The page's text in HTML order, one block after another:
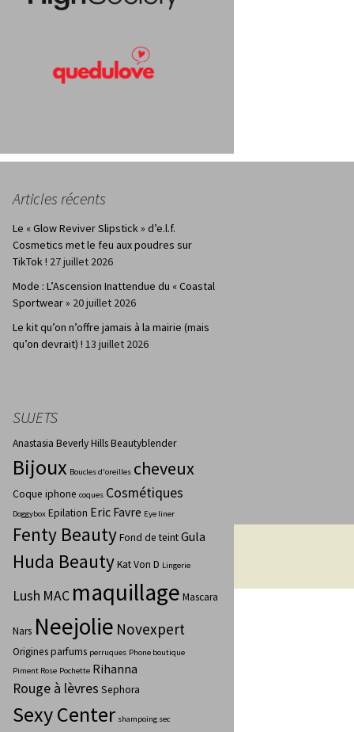
Articles récents
Le « Glow Reviver Slipstick » d’e.l.f.
Cosmetics met le feu aux poudres sur
TikTok ! 27 juillet 2026
Mode : L’Ascension Inattendue du « Coastal
Sportwear » 20 juillet 2026
Le kit qu’on n’offre jamais à la mairie (mais
qu’on devrait) ! 13 juillet 2026
SUJETS
Anastasia Beverly HillsBeautyblender
Bijoux Boucles d'oreilles cheveux
Coque iphone coques Cosmétiques
Doggybox Epilation Eric Favre Eye liner
Fenty BeautyFond de teintGula
Huda BeautyKat Von D Lingerie
Lush MAC maquillage Mascara
Nars Neejolie Novexpert
Origines parfums perruques Phone boutique
Piment Rose Pochette Rihanna
Rouge à lèvres Sephora
Sexy Center shampoing sec